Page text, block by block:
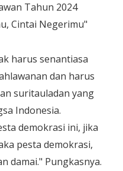
Tahun 2024
Cintai Negerimu"
harus senantiasa
dan harus
suritauladan yang
Indonesia.
demokrasi ini, jika
pesta demokrasi,
damai." Pungkasnya.